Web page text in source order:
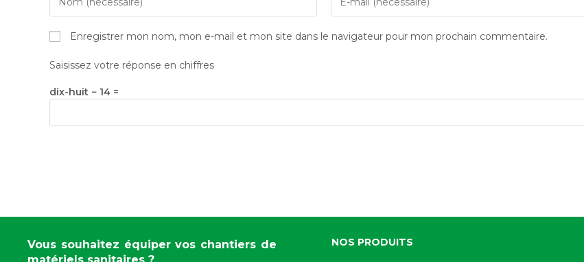
Enregistrer mon nom, mon e-mail et mon site dans le navigateur pour mon prochain commentaire.
Saisissez votre réponse en chiffres
dix-huit − 14 =
Vous souhaitez équiper vos chantiers de
NOS PRODUITS